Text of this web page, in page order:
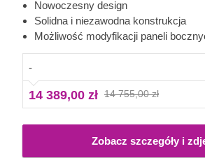
współczesny płaski dach sprawiają, że
stanie się cennym elementem Twojej
ogrodowej. Różne opcje modyfikacji
Nowoczesny design
Solidna i niezawodna konstrukcja
Możliwość modyfikacji paneli
-
14 389,00 zł 14 755,00 zł
Zobacz szczegóły i